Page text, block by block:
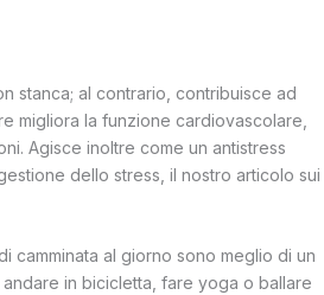
stanca; al contrario, contribuisce ad
migliora la funzione cardiovascolare,
Agisce inoltre come un antistress
dello stress, il nostro articolo sui
camminata al giorno sono meglio di un
andare in bicicletta, fare yoga o ballare